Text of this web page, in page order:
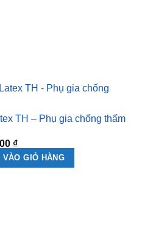
TH – Phụ gia chống thấm
₫
VÀO GIỎ HÀNG